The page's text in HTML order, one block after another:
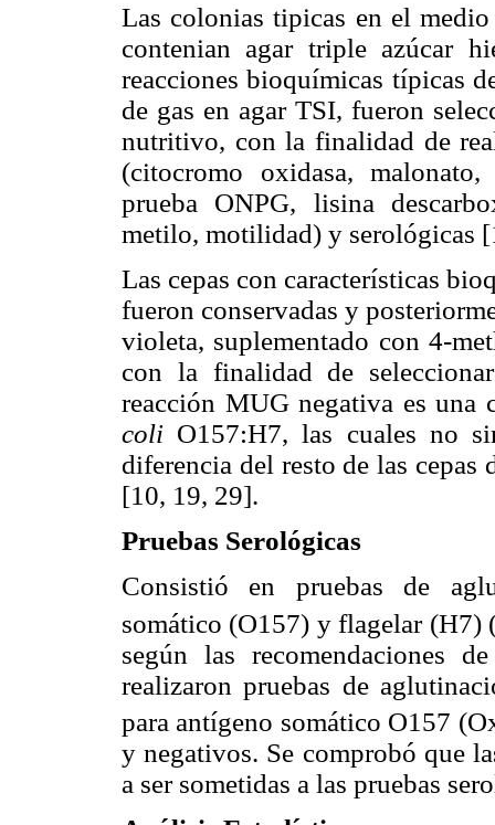
Las colonias tipicas en el
contenian agar triple azúcar
reacciones bioquímicas típicas
de gas en agar TSI, fueron
nutritivo, con la finalidad de
(citocromo oxidasa,
prueba ONPG, lisina
metilo, motilidad) y serológicas
Las cepas con características
fueron conservadas y
violeta, suplementado con 4-
con la finalidad de
reacción MUG negativa es una
coli O157:H7, las cuales no
diferencia del resto de las cepas
[10, 19, 29].
Pruebas Serológicas
Consistió en pruebas de
somático (O157) y flagelar (H7)
según las recomendaciones
realizaron pruebas de
para antígeno somático O157
y negativos. Se comprobó que
a ser sometidas a las pruebas